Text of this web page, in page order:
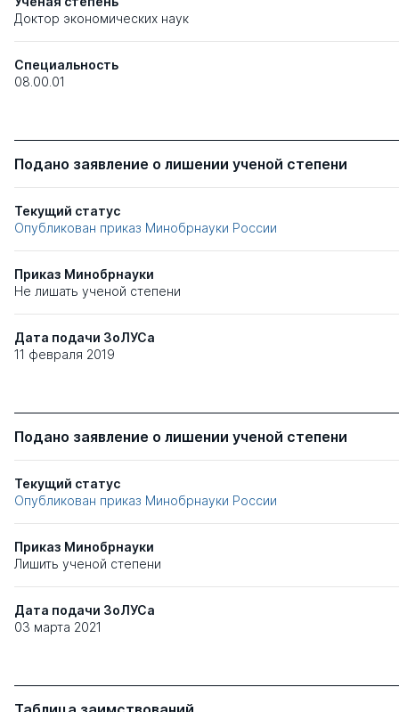
Доктор экономических наук
Специальность
08.00.01
Подано заявление о лишении ученой степени
Текущий статус
Опубликован приказ Минобрнауки России
Приказ Минобрнауки
Не лишать ученой степени
Дата подачи ЗоЛУСа
11 февраля 2019
Подано заявление о лишении ученой степени
Текущий статус
Опубликован приказ Минобрнауки России
Приказ Минобрнауки
Лишить ученой степени
Дата подачи ЗоЛУСа
03 марта 2021